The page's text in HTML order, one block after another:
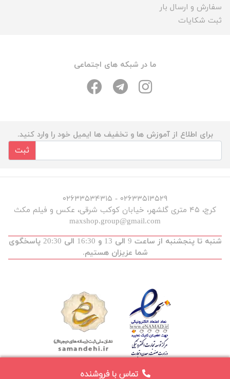
تماس با فروشنده
سفارش و ارسال بار
ثبت شکایات
ما در شبکه های اجتماعی
برای اطلاع از آموزش ها و تخفیف ها ایمیل خود را وارد کنید.
ثبت
۰۲۶۳۳۵۱۳۵۲۹ - ۰۲۶۳۳۵۳۴۳۱۵
کرج، ۴۵ متری گلشهر، خیابان کوکب شرقی، عکس و فیلم مکث
maxshop.group@gmail.com
شنبه تا پنجشنبه از ساعت 9 الی 13 و 16:30 الی 20:30 پاسخگوی
شما عزیزان هستیم.